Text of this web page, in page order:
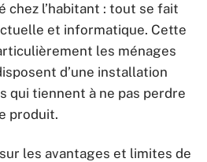
chez l’habitant : tout se fait
et informatique. Cette
les ménages
d’une installation
qui tiennent à ne pas perdre
produit.
les avantages et limites de